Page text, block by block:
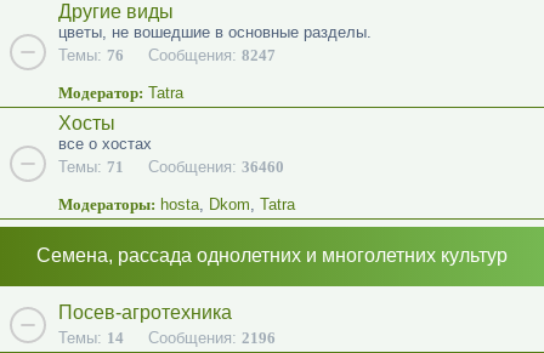
Другие виды
цветы, не вошедшие в основные разделы.
Темы: 76 Сообщения: 8247
Модератор: Tatra
Хосты
все о хостах
Темы: 71 Сообщения: 36460
Модераторы: hosta, Dkom, Tatra
Семена, рассада однолетних и многолетних культур
Посев-агротехника
Темы: 14 Сообщения: 2196